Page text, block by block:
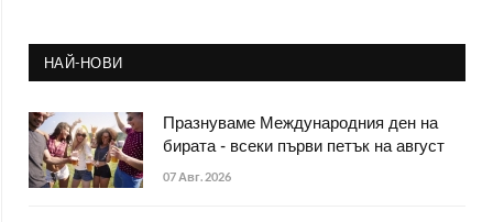
НАЙ-НОВИ
Празнуваме Международния ден на
бирата - всеки първи петък на август
07 Авг. 2026